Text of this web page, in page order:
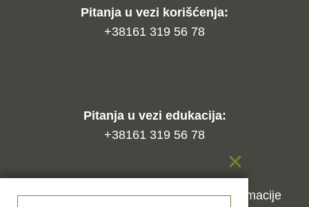
Pitanja u vezi korišćenja:
+38161 319 56 78
Pitanja u vezi edukacija:
+38161 319 56 78
Kako naručiti? Način isporuke Reklamacije